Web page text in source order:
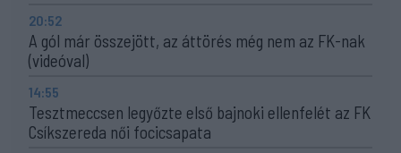
20:52
A gól már összejött, az áttörés még nem az FK-nak
(videóval)
14:55
Tesztmeccsen legyőzte első bajnoki ellenfelét az FK
Csíkszereda női focicsapata